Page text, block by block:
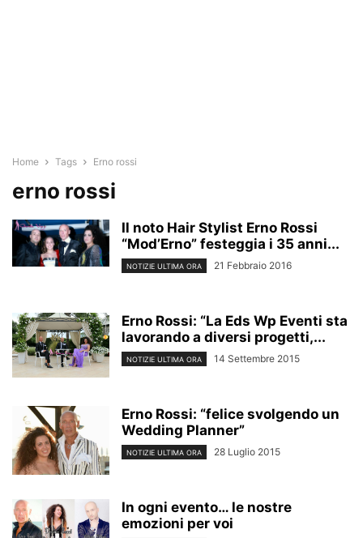
Home Tags Erno rossi
erno rossi
Il noto Hair Stylist Erno Rossi
“Mod’Erno” festeggia i 35 anni...
NOTIZIE ULTIMA ORA 21 Febbraio 2016
Erno Rossi: “La Eds Wp Eventi sta
lavorando a diversi progetti,...
NOTIZIE ULTIMA ORA 14 Settembre 2015
Erno Rossi: “felice svolgendo un
Wedding Planner”
NOTIZIE ULTIMA ORA 28 Luglio 2015
In ogni evento… le nostre
emozioni per voi